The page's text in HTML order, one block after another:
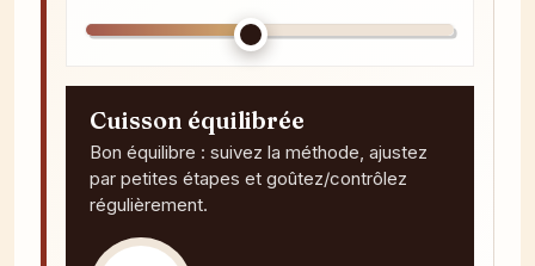
Cuisson équilibrée
Bon équilibre : suivez la méthode, ajustez
par petites étapes et goûtez/contrôlez
régulièrement.